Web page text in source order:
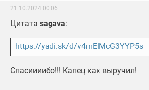
21.10.2024 00:06
Цитата sagava:
https://yadi.sk/d/v4mElMcG3YYP5s
Спасиииибо!!! Капец как выручил!